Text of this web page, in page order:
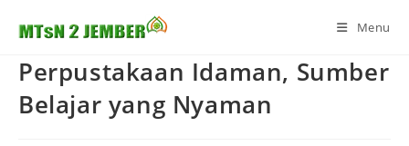
Menu
Perpustakaan Idaman, Sumber
Belajar yang Nyaman